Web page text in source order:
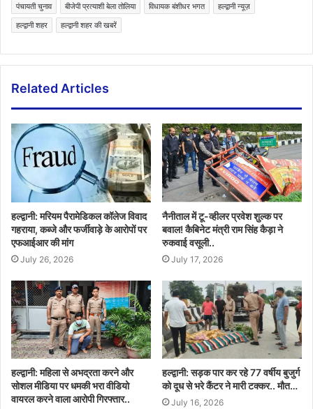
पंचायती चुनाव
बीजेपी प्रत्याशी बेला तोलिया विधायक बंशीधर भगत
हल्द्वानी न्यूज़
हल्द्वानी शहर
हल्द्वानी शहर की खबरें
Related Articles
हल्द्वानी: मरियम पैरामेडिकल कॉलेज विवाद
गहराया, कब्जे और फर्जीवाड़े के आरोपों पर
एफआईआर की मांग
July 26, 2026
नैनीताल में टू-व्हीलर प्रवेश शुल्क पर
बवाल! कैबिनेट मंत्री राम सिंह कैड़ा ने
रुकवाई वसूली..
July 17, 2026
हल्द्वानी: महिला से अभद्रता करने और
सोशल मीडिया पर धमकी भरा वीडियो
वायरल करने वाला आरोपी गिरफ्तार..
हल्द्वानी: सड़क पार कर रहे 77 वर्षीय बुजुर्ग
को दूध से भरे कैंटर ने मारी टक्कर.. मौत…
July 16, 2026